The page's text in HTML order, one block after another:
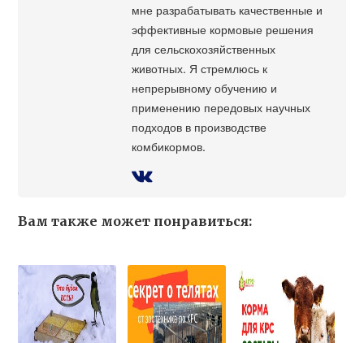
мне разрабатывать качественные и
эффективные кормовые решения
для сельскохозяйственных
животных. Я стремлюсь к
непрерывному обучению и
применению передовых научных
подходов в производстве
комбикормов.
Вам также может понравиться: